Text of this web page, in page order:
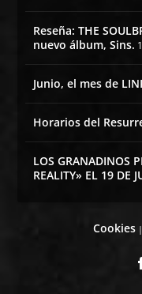
Reseña: THE
nuevo álbum, Sins.
Junio, el mes de
Horarios del
LOS GRANADINOS
REALITY» EL 19 DE
Cookies|